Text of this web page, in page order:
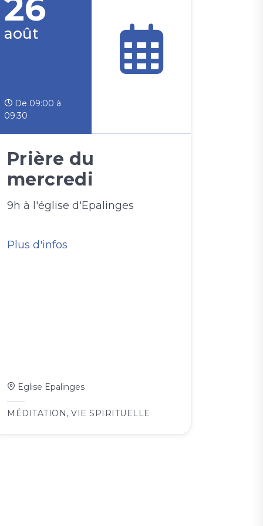
26
août
De 09:00 à
09:30
Prière du
mercredi
9h à l'église d'Epalinges
Plus d'infos
Eglise Epalinges
MÉDITATION, VIE SPIRITUELLE